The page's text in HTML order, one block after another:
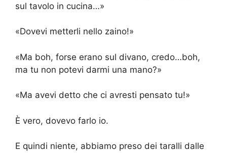
sul tavolo in cucina…»
«Dovevi metterli nello zaino!»
«Ma boh, forse erano sul divano, credo…boh,
ma tu non potevi darmi una mano?»
«Ma avevi detto che ci avresti pensato tu!»
È vero, dovevo farlo io.
E quindi niente, abbiamo preso dei taralli dalle